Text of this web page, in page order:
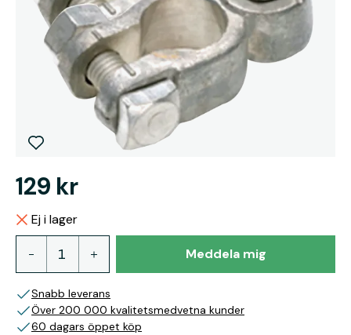
129 kr
Ej i lager
Meddela mig
Snabb leverans
Över 200 000 kvalitetsmedvetna kunder
60 dagars öppet köp